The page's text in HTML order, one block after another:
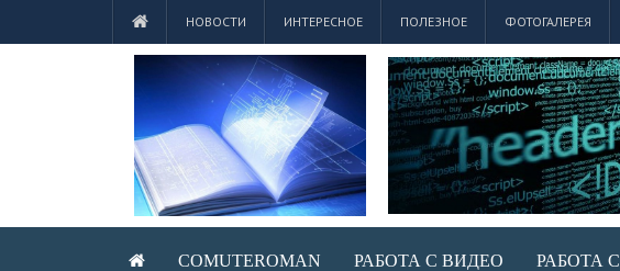
НОВОСТИ ИНТЕРЕСНОЕ ПОЛЕЗНОЕ ФОТОГАЛЕРЕЯ
COMUTEROMAN РАБОТА С ВИДЕО РАБОТА